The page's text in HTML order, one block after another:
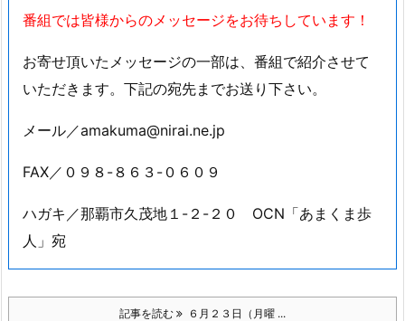
番組では皆様からのメッセージをお待ちしています！
お寄せ頂いたメッセージの一部は、番組で紹介させて
いただきます。下記の宛先までお送り下さい。
メール／amakuma@nirai.ne.jp
FAX／０９８-８６３-０６０９
ハガキ／那覇市久茂地１-２-２０ OCN「あまくま歩
人」宛
記事を読む ６月２３日（月曜 ...